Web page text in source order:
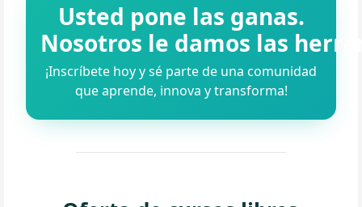
Usted pone las ganas.
Nosotros le damos las
¡Inscríbete hoy y sé parte de una comunidad
que aprende, innova y transforma!